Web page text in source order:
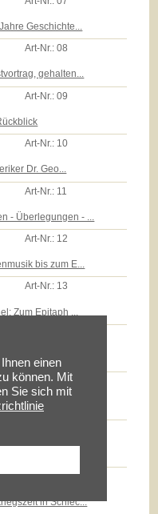
einen
können. Mit
Sie sich mit
Geschichte...
Art-Nr.:08
gehalten...
Art-Nr.:09
Art-Nr.: 10
Dr. Geo...
Art-Nr.: 11
- Überlegungen - ...
Art-Nr.: 12
bis zum E...
Art-Nr.: 13
Zum Epitaph ...
auf dem Sc...
Art-Nr.: 15
Art-Nr.:17
in Schlec...